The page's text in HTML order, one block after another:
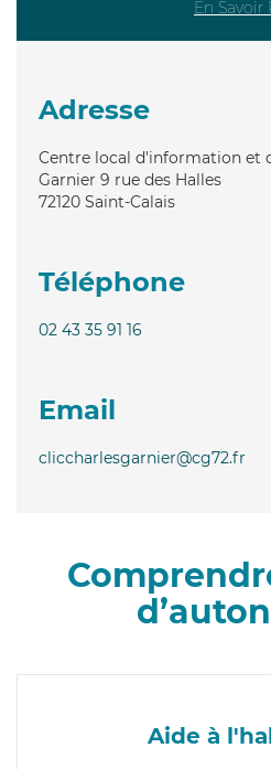
En Savoir
Adresse
Centre local d'information et
Garnier 9 rue des Halles
72120 Saint-Calais
Téléphone
02 43 35 91 16
Email
cliccharlesgarnier@cg72.fr
Aide à